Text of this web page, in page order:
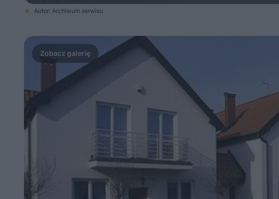
Autor: Archiwum serwisu